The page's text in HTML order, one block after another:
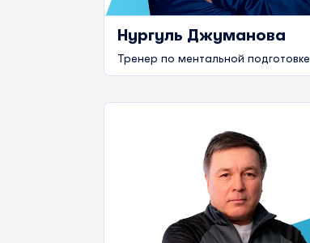
Нургуль Джуманова
Тренер по ментальной подготовке